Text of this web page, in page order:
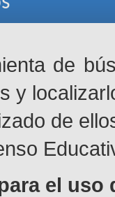
de
y
de
el uso